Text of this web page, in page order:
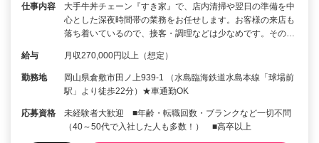
仕事内容
大手牛丼チェーン『すき家』で、店内清掃や翌日の準備を中
心とした深夜時間帯の業務をお任せします。お客様の来店も
落ち着いているので、接客・調理などは少なめです。その…
給与 月収270,000円以上（想定）
勤務地
岡山県倉敷市田ノ上939-1 （水島臨海鉄道水島本線「球場前
駅」より徒歩22分）★車通勤OK
応募資格
未経験者大歓迎 ■年齢・転職回数・ブランクなど一切不問
（40～50代で入社した人も多数！） ■高卒以上